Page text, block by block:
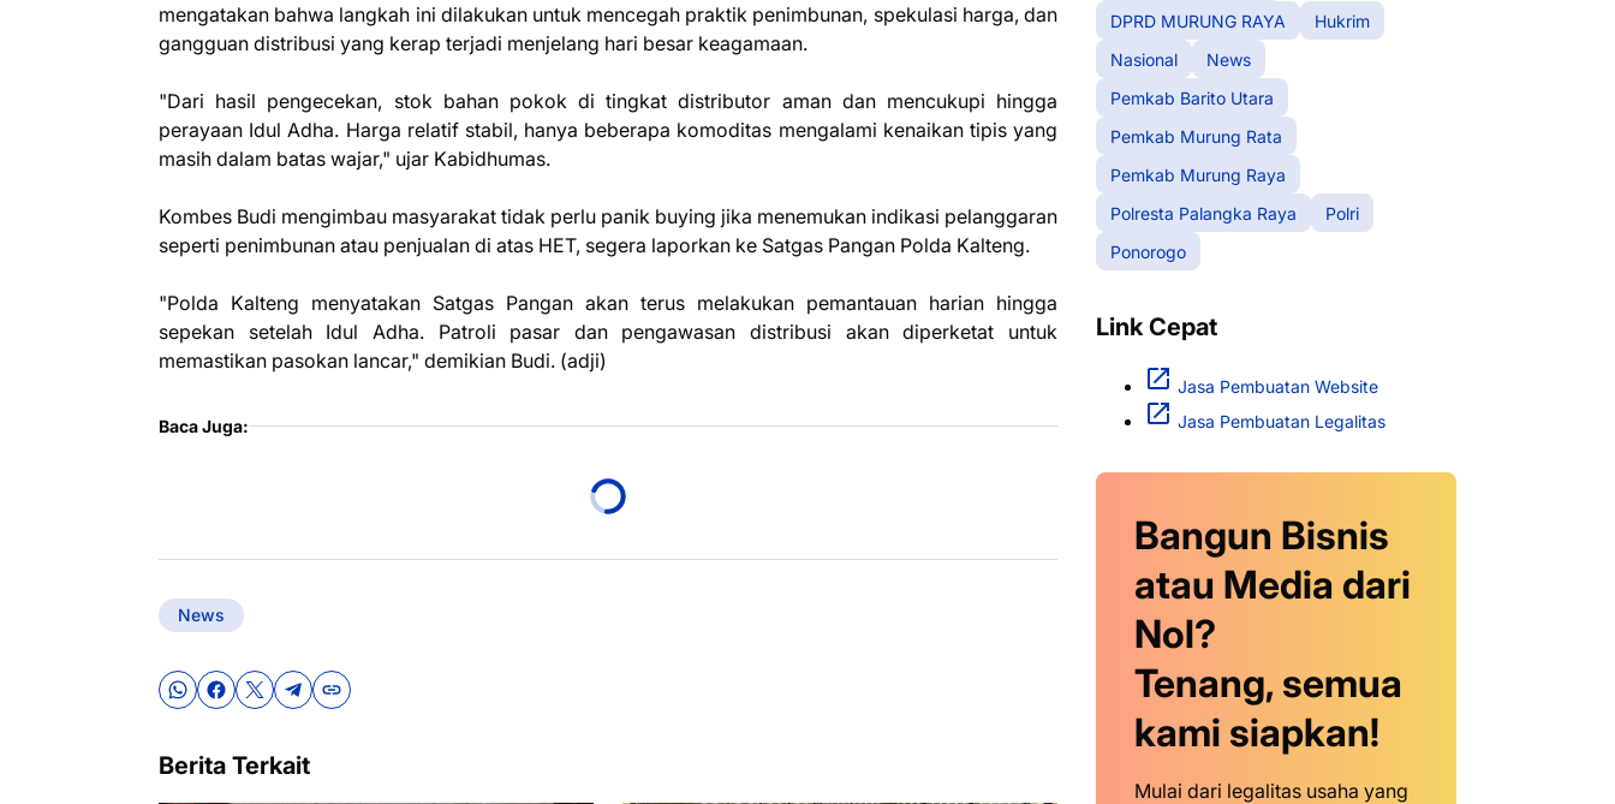
mengatakan bahwa langkah ini dilakukan untuk mencegah praktik penimbunan, spekulasi harga, dan
gangguan distribusi yang kerap terjadi menjelang hari besar keagamaan.
"Dari hasil pengecekan, stok bahan pokok di tingkat distributor aman dan mencukupi hingga
perayaan Idul Adha. Harga relatif stabil, hanya beberapa komoditas mengalami kenaikan tipis yang
masih dalam batas wajar," ujar Kabidhumas.
Kombes Budi mengimbau masyarakat tidak perlu panik buying jika menemukan indikasi pelanggaran
seperti penimbunan atau penjualan di atas HET, segera laporkan ke Satgas Pangan Polda Kalteng.
"Polda Kalteng menyatakan Satgas Pangan akan terus melakukan pemantauan harian hingga
sepekan setelah Idul Adha. Patroli pasar dan pengawasan distribusi akan diperketat untuk
memastikan pasokan lancar," demikian Budi. (adji)
Baca Juga:
News
Berita Terkait
DPRD MURUNG RAYA
Hukrim
Nasional
News
Pemkab Barito Utara
Pemkab Murung Rata
Pemkab Murung Raya
Polresta Palangka Raya
Polri
Ponorogo
Link Cepat
Jasa Pembuatan Website
Jasa Pembuatan Legalitas
Bangun Bisnis
atau Media dari
Nol?
Tenang, semua
kami siapkan!
Mulai dari legalitas usaha yang